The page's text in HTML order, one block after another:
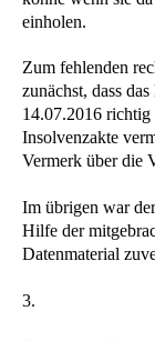
einholen.
Zum fehlenden
zunächst, dass
14.07.2016
Insolvenzakte
Vermerk über die
Im übrigen war
Hilfe der
Datenmaterial
3.